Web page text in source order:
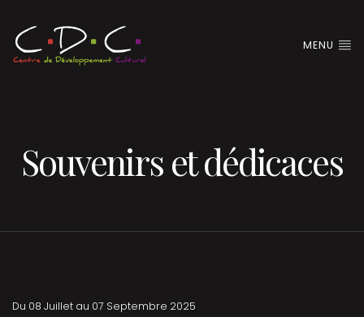
MENU
Souvenirs et dédicaces
Du 08 Juillet au 07 Septembre 2025